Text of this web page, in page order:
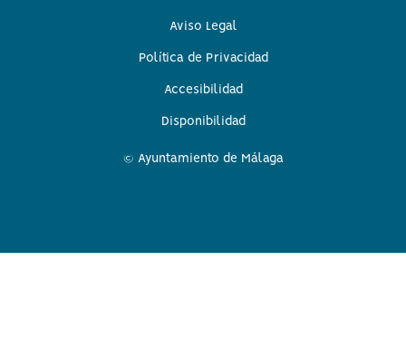
Aviso Legal
Política de Privacidad
Accesibilidad
Disponibilidad
© Ayuntamiento de Málaga